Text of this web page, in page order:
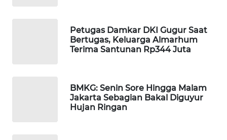
Petugas Damkar DKI Gugur Saat
Bertugas, Keluarga Almarhum
Terima Santunan Rp344 Juta
BMKG: Senin Sore Hingga Malam
Jakarta Sebagian Bakal Diguyur
Hujan Ringan